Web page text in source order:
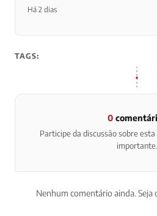
Há 2 dias
TAGS:
0
Participe da discussão sobre
importante.
Nenhum comentário ainda.